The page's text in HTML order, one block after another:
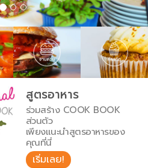
ารตวง
วัตถุดิบ
สูตรอาหาร
ร่วมสร้าง COOK BOOK
ส่วนตัว
เพียงแนะนำสูตรอาหารของ
คุณที่นี่
เริ่มเลย!